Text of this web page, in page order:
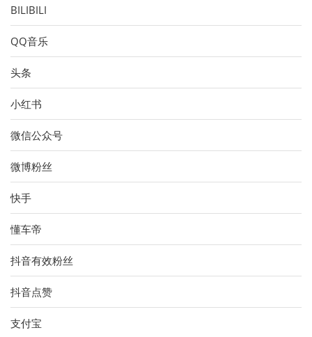
BILIBILI
QQ音乐
头条
小红书
微信公众号
微博粉丝
快手
懂车帝
抖音有效粉丝
抖音点赞
支付宝